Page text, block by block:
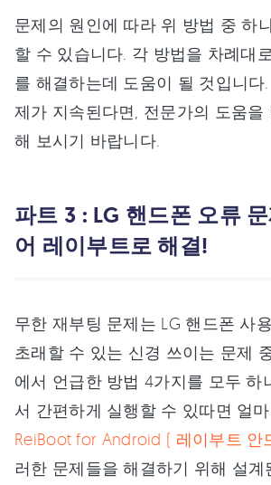
문제의 원인에 따라 위 방법 중 하
할 수 있습니다. 각 방법을 차례대
를 해결하는데 도움이 될 것입니다
제가 지속된다면, 전문가의 도움을
해 보시기 바랍니다.
파트 3 : LG 핸드폰 오류
어 레이부트로 해결!
무한 재부팅 문제는 LG 핸드폰 사
초래할 수 있는 신경 쓰이는 문제
에서 언급한 방법 4가지를 모두 하
서 간편하게 실행할 수 있따면 얼
ReiBoot for Android ( 레이부트 안
러한 문제들을 해결하기 위해 설계